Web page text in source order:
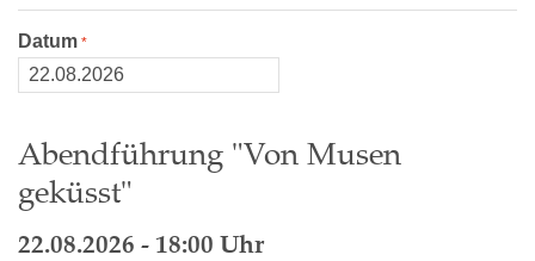
Datum
Abendführung "Von Musen
geküsst"
22.08.2026 - 18:00 Uhr